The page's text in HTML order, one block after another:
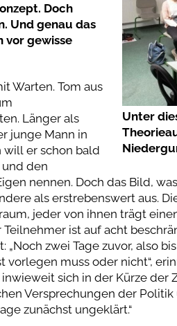
Unter
Doch
Und genau das
vor gewisse
Warten. Tom aus
Länger als
junge Mann in
will er schon bald
den
nennen. Doch das Bild,
als erstrebenswert aus.
jeder von ihnen trägt
Teilnehmer ist auf acht
„Noch zwei Tage zuvor, also
vorlegen muss oder nicht“,
sich in der Kürze der
Versprechungen der
zunächst ungeklärt.“